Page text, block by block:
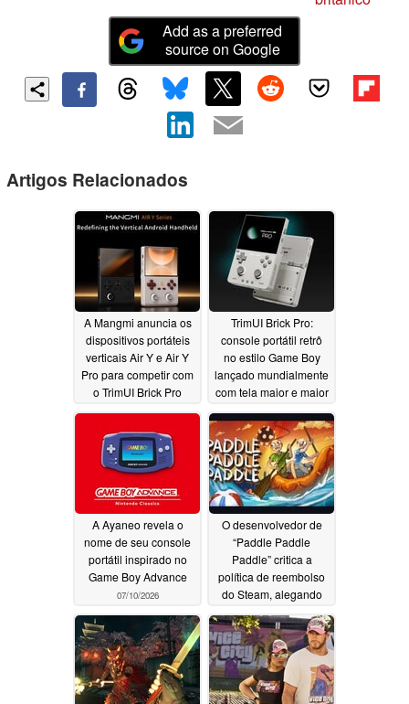
Add as a preferred
source on Google
Artigos Relacionados
A Mangmi anuncia os
dispositivos portáteis
verticais Air Y e Air Y
Pro para competir com
o TrimUI Brick Pro
07/12/2026
TrimUI Brick Pro:
console portátil retrô
no estilo Game Boy
lançado mundialmente
com tela maior e maior
07/11/2026
A Ayaneo revela o
nome de seu console
portátil inspirado no
Game Boy Advance
07/10/2026
O desenvolvedor de
“Paddle Paddle
Paddle” critica a
política de reembolso
do Steam, alegando
07/09/2026